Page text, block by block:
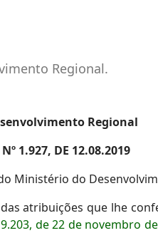
Regional.
Regional
1.927, DE 12.08.2019
Ministério do
das atribuições que lhe
de 22 de novembro